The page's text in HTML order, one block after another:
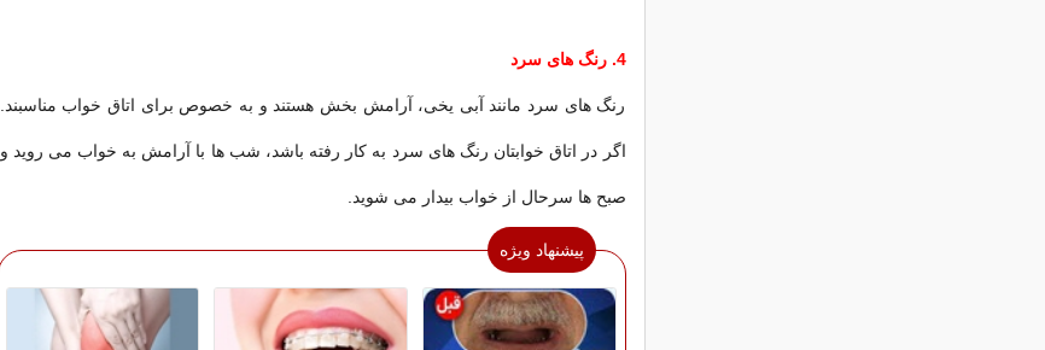
4. رنگ های سرد
رنگ های سرد مانند آبی یخی، آرامش بخش هستند و به خصوص برای اتاق خواب مناسبند.
اگر در اتاق خوابتان رنگ های سرد به کار رفته باشد، شب ها با آرامش به خواب می روید و
صبح ها سرحال از خواب بیدار می شوید.
پیشنهاد ویژه